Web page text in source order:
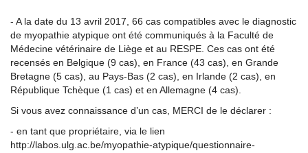
- A la date du 13 avril 2017, 66 cas compatibles avec le diagnostic
de myopathie atypique ont été communiqués à la Faculté de
Médecine vétérinaire de Liège et au RESPE. Ces cas ont été
recensés en Belgique (9 cas), en France (43 cas), en Grande
Bretagne (5 cas), au Pays-Bas (2 cas), en Irlande (2 cas), en
République Tchèque (1 cas) et en Allemagne (4 cas).
Si vous avez connaissance d’un cas, MERCI de le déclarer :
- en tant que propriétaire, via le lien
http://labos.ulg.ac.be/myopathie-atypique/questionnaire-